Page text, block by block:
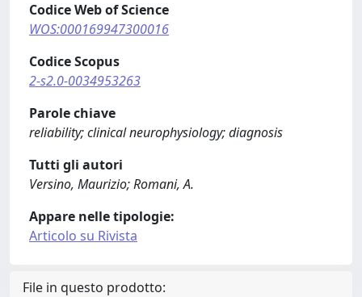
Codice Web of Science
WOS:000169947300016
Codice Scopus
2-s2.0-0034953263
Parole chiave
reliability; clinical neurophysiology; diagnosis
Tutti gli autori
Versino, Maurizio; Romani, A.
Appare nelle tipologie:
Articolo su Rivista
File in questo prodotto: